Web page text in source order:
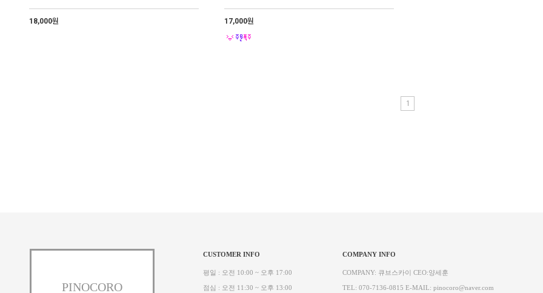
18,000원 17,000원
1
PINOCORO
CUSTOMER INFO
평일 : 오전 10:00 ~ 오후 17:00
점심 : 오전 11:30 ~ 오후 13:00
COMPANY INFO
COMPANY: 큐브스카이 CEO:양세훈
TEL: 070-7136-0815 E-MAIL: pinocoro@naver.com